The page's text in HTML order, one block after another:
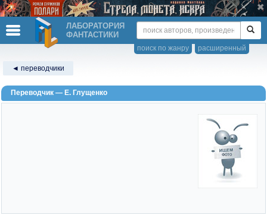
ЛАБОРАТОРИЯ
ФАНТАСТИКИ
расширенный
поиск по жанру
◄ переводчики
Переводчик — Е. Глущенко